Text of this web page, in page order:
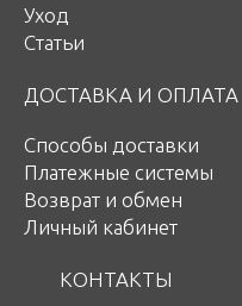
Уход
Статьи
ДОСТАВКА И ОПЛАТА
Способы доставки
Платежные системы
Возврат и обмен
Личный кабинет
КОНТАКТЫ